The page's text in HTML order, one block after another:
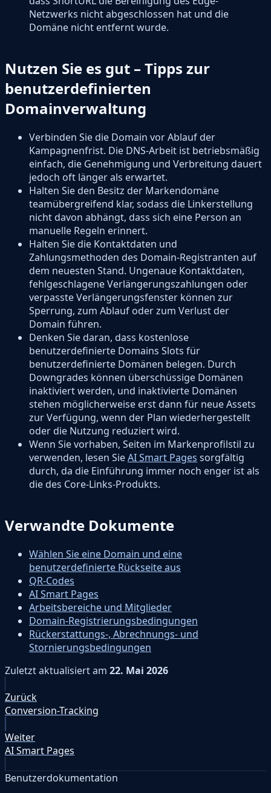
Netzwerks nicht abgeschlossen hat und die
Domäne nicht entfernt wurde.
Nutzen Sie es gut – Tipps zur
benutzerdefinierten
Domainverwaltung
Verbinden Sie die Domain vor Ablauf der
Kampagnenfrist. Die DNS-Arbeit ist betriebsmäßig
einfach, die Genehmigung und Verbreitung dauert
jedoch oft länger als erwartet.
Halten Sie den Besitz der Markendomäne
teamübergreifend klar, sodass die Linkerstellung
nicht davon abhängt, dass sich eine Person an
manuelle Regeln erinnert.
Halten Sie die Kontaktdaten und
Zahlungsmethoden des Domain-Registranten auf
dem neuesten Stand. Ungenaue Kontaktdaten,
fehlgeschlagene Verlängerungszahlungen oder
verpasste Verlängerungsfenster können zur
Sperrung, zum Ablauf oder zum Verlust der
Domain führen.
Denken Sie daran, dass kostenlose
benutzerdefinierte Domains Slots für
benutzerdefinierte Domänen belegen. Durch
Downgrades können überschüssige Domänen
inaktiviert werden, und inaktivierte Domänen
stehen möglicherweise erst dann für neue Assets
zur Verfügung, wenn der Plan wiederhergestellt
oder die Nutzung reduziert wird.
Wenn Sie vorhaben, Seiten im Markenprofilstil zu
verwenden, lesen SieAI Smart Pages sorgfältig
durch, da die Einführung immer noch enger ist als
die des Core-Links-Produkts.
Verwandte Dokumente
Wählen Sie eine Domain und eine
benutzerdefinierte Rückseite aus
QR-Codes
AI Smart Pages
Arbeitsbereiche und Mitglieder
Domain-Registrierungsbedingungen
Rückerstattungs-, Abrechnungs- und
Stornierungsbedingungen
Zuletzt aktualisiertam 22. Mai 2026
Zurück
Conversion-Tracking
Weiter
AI Smart Pages
Benutzerdokumentation